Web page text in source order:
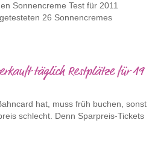
Sonnencreme Test für 2011
26 Sonnencremes
täglich Restplätze für 19
hat, muss früh buchen, sonst
schlecht. Denn Sparpreis-Tickets